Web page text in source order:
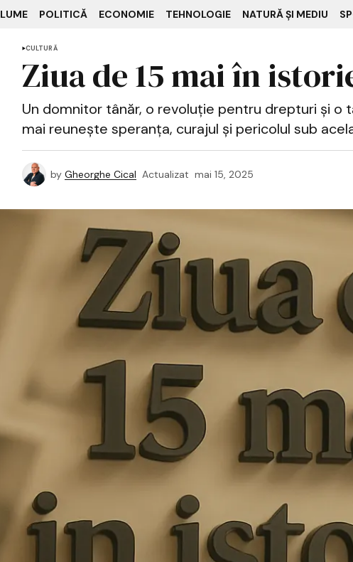
LUME POLITICĂ ECONOMIE TEHNOLOGIE NATURĂ ȘI MEDIU
CULTURĂ
Ziua de 15 mai în
Un domnitor tânăr, o revoluție pentru drepturi și o
mai reunește speranța, curajul și pericolul sub
by Gheorghe Cical Actualizat mai 15, 2025